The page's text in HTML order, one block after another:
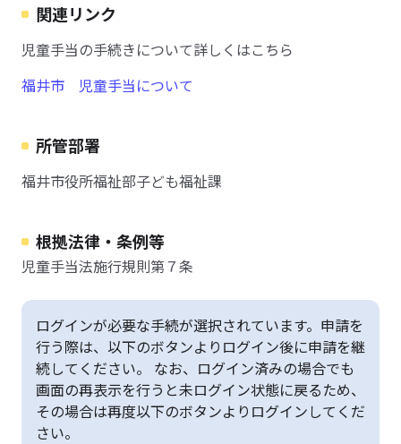
関連リンク
児童手当の手続きについて詳しくはこちら
福井市 児童手当について
所管部署
福井市役所福祉部子ども福祉課
根拠法律・条例等
児童手当法施行規則第７条
ログインが必要な手続が選択されています。申請を
行う際は、以下のボタンよりログイン後に申請を継
続してください。 なお、ログイン済みの場合でも
画面の再表示を行うと未ログイン状態に戻るため、
その場合は再度以下のボタンよりログインしてくだ
さい。